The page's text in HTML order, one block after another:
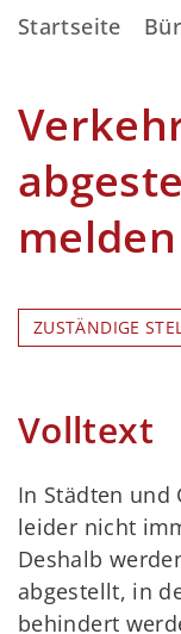
Startseite
melden
ZUSTÄNDIGE
Volltext
In Städten und
leider nicht
Deshalb
abgestellt, in
behindert